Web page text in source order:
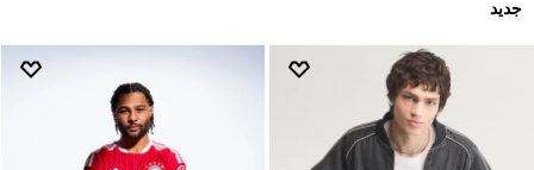
جديد